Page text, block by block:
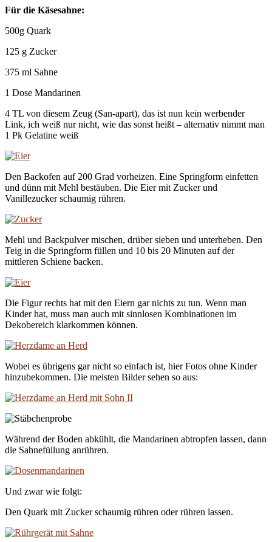
Für die Käsesahne:
500g Quark
125 g Zucker
375 ml Sahne
1 Dose Mandarinen
4 TL von diesem Zeug (San-apart), das ist nun kein werbender
Link, ich weiß nur nicht, wie das sonst heißt – alternativ nimmt man
1 Pk Gelatine weiß
Den Backofen auf 200 Grad vorheizen. Eine Springform einfetten
und dünn mit Mehl bestäuben. Die Eier mit Zucker und
Vanillezucker schaumig rühren.
Mehl und Backpulver mischen, drüber sieben und unterheben. Den
Teig in die Springform füllen und 10 bis 20 Minuten auf der
mittleren Schiene backen.
Die Figur rechts hat mit den Eiern gar nichts zu tun. Wenn man
Kinder hat, muss man auch mit sinnlosen Kombinationen im
Dekobereich klarkommen können.
Wobei es übrigens gar nicht so einfach ist, hier Fotos ohne Kinder
hinzubekommen. Die meisten Bilder sehen so aus:
Während der Boden abkühlt, die Mandarinen abtropfen lassen, dann
die Sahnefüllung anrühren.
Und zwar wie folgt:
Den Quark mit Zucker schaumig rühren oder rühren lassen.